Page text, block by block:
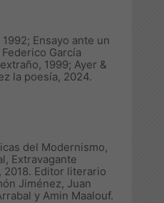
1992; Ensayo ante un
García
, 1999; Ayer &
la poesía, 2024.
del Modernismo,
Extravagante
, 2018. Editor literario
Jiménez, Juan
y Amin Maalouf.